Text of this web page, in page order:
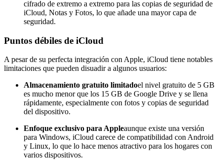
cifrado de extremo a extremo para las copias de seguridad de
iCloud, Notas y Fotos, lo que añade una mayor capa de
seguridad.
Puntos débiles de iCloud
A pesar de su perfecta integración con Apple, iCloud tiene notables
limitaciones que pueden disuadir a algunos usuarios:
Almacenamiento gratuito limitadoel nivel gratuito de 5 GB
es mucho menor que los 15 GB de Google Drive y se llena
rápidamente, especialmente con fotos y copias de seguridad
del dispositivo.
Enfoque exclusivo para Appleaunque existe una versión
para Windows, iCloud carece de compatibilidad con Android
y Linux, lo que lo hace menos atractivo para los hogares con
varios dispositivos.